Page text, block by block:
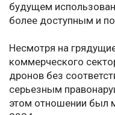
будущем
более доступным и
Несмотря на
коммерческого
дронов без
серьезным
этом отношении был